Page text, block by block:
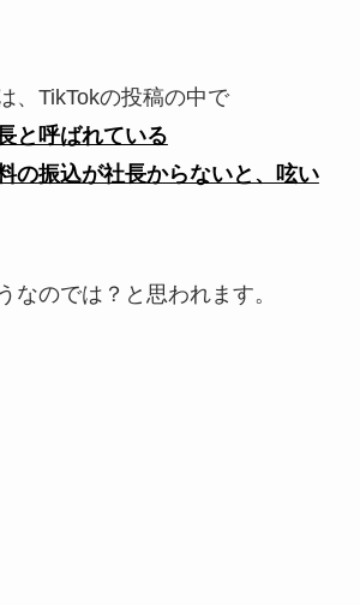
、TikTokの投稿の中で
と呼ばれている
の振込が社長からないと、呟い
なのでは？と思われます。